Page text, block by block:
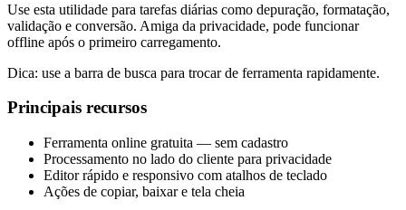
Use esta utilidade para tarefas diárias como depuração, formatação,
validação e conversão. Amiga da privacidade, pode funcionar
offline após o primeiro carregamento.
Dica: use a barra de busca para trocar de ferramenta rapidamente.
Principais recursos
Ferramenta online gratuita — sem cadastro
Processamento no lado do cliente para privacidade
Editor rápido e responsivo com atalhos de teclado
Ações de copiar, baixar e tela cheia